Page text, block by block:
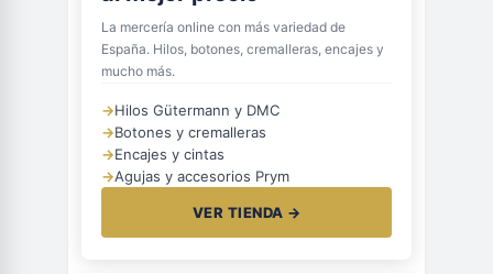
La mercería online con más variedad de
España. Hilos, botones, cremalleras, encajes y
mucho más.
→Hilos Gütermann y DMC
→Botones y cremalleras
→Encajes y cintas
→Agujas y accesorios Prym
VER TIENDA →